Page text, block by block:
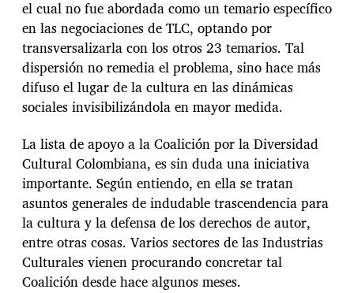
el cual no fue abordada como un temario específico
en las negociaciones de TLC, optando por
transversalizarla con los otros 23 temarios. Tal
dispersión no remedia el problema, sino hace más
difuso el lugar de la cultura en las dinámicas
sociales invisibilizándola en mayor medida.
La lista de apoyo a la Coalición por la Diversidad
Cultural Colombiana, es sin duda una iniciativa
importante. Según entiendo, en ella se tratan
asuntos generales de indudable trascendencia para
la cultura y la defensa de los derechos de autor,
entre otras cosas. Varios sectores de las Industrias
Culturales vienen procurando concretar tal
Coalición desde hace algunos meses.